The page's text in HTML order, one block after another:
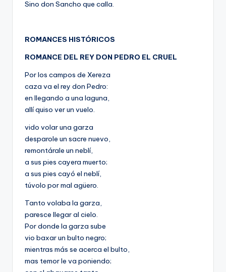
Sino don Sancho que calla.
ROMANCES HISTÓRICOS
ROMANCE DEL REY DON PEDRO EL CRUEL
Por los campos de Xereza
caza va el rey don Pedro:
en llegando a una laguna,
allí quiso ver un vuelo.
vido volar una garza
desparole un sacre nuevo,
remontárale un neblí,
a sus pies cayera muerto;
a sus pies cayó el neblí,
túvolo por mal agüero.
Tanto volaba la garza,
paresce llegar al cielo.
Por donde la garza sube
vio baxar un bulto negro;
mientras más se acerca el bulto,
mas temor le va poniendo;